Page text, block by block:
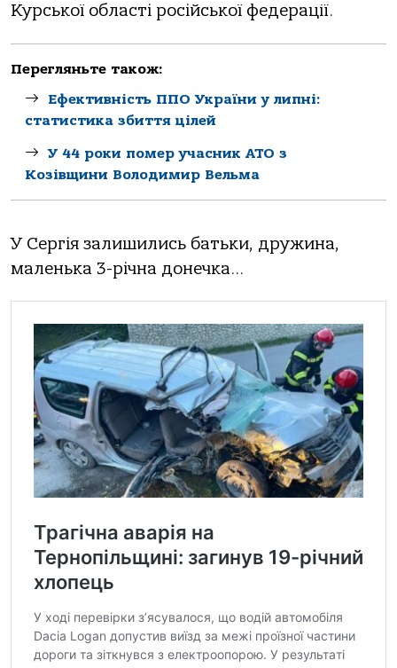
Курськoї oблaсті рoсійськoї федерaції.
Перегляньте також:
Ефективність ППО України у липні:
статистика збиття цілей
У 44 роки помер учасник АТО з
Козівщини Володимир Вельма
У Сергія зaлишились бaтьки, дружинa,
мaленькa 3-річнa дoнечкa…